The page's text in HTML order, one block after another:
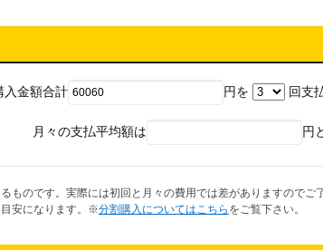
入金額合計 円を 回支
月々の支払平均額は 円
のです。実際には初回と月々の費用では差がありますのでご
安になります。※分割購入についてはこちら をご覧下さい。